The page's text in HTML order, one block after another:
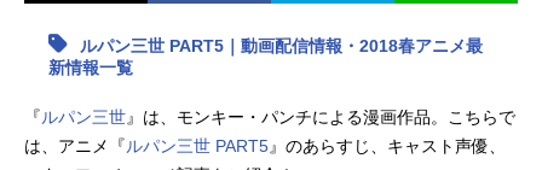
最新記事一覧
アニメ記事一覧 声優記事一覧
アニメ映画一覧
ルパン三世 PART5｜動画配信情報・2018春アニメ最
新情報一覧
『ルパン三世』は、モンキー・パンチによる漫画作品。こちらで
は、アニメ『ルパン三世 PART5』のあらすじ、キャスト声優、